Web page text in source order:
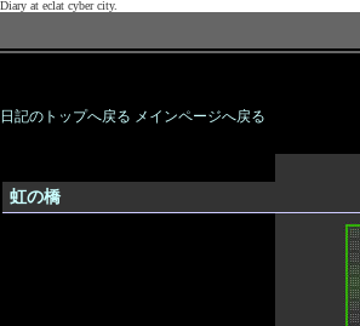
日記のトップへ戻る メインページへ戻る
虹の橋